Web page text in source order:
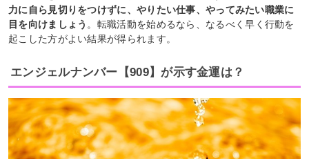
力に自ら見切りをつけずに、やりたい仕事、やってみたい職業に
目を向けましょう 。転職活動を始めるなら、なるべく早く行動を
起こした方がよい結果が得られます。
エンジェルナンバー【909】が示す金運は？